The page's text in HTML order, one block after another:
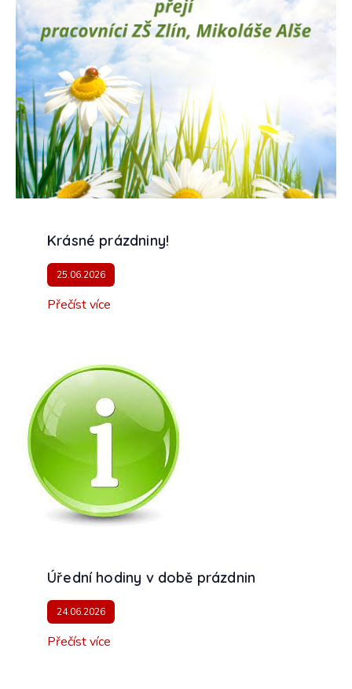
Krásné prázdniny!
25.06.2026
Přečíst více
Úřední hodiny v době prázdnin
24.06.2026
Přečíst více